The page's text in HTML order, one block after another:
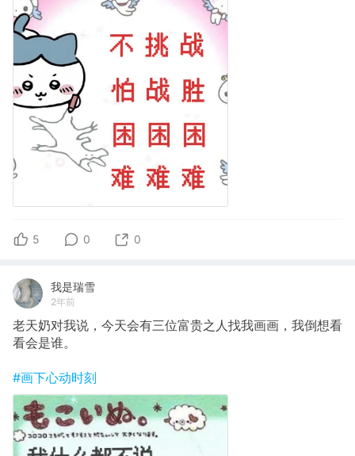
5 0 0
我是瑞雪
2年前
老天奶对我说，今天会有三位富贵之人找我画画，我倒想看
看会是谁。
#画下心动时刻